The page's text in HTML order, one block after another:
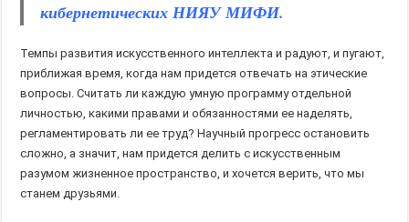
кибернетических НИЯУ МИФИ.
Темпы развития искусственного интеллекта и радуют, и пугают,
приближая время, когда нам придется отвечать на этические
вопросы. Считать ли каждую умную программу отдельной
личностью, какими правами и обязанностями ее наделять,
регламентировать ли ее труд? Научный прогресс остановить
сложно, а значит, нам придется делить с искусственным
разумом жизненное пространство, и хочется верить, что мы
станем друзьями.